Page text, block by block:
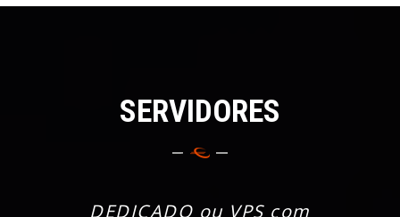
SERVIDORES
DEDICADO ou VPS com